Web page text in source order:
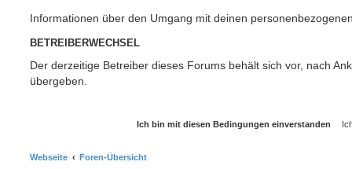
Informationen über den Umgang mit deinen
BETREIBERWECHSEL
Der derzeitige Betreiber dieses Forums behält sich vor, nach
übergeben.
Webseite Foren-Übersicht